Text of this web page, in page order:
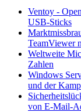
Ventoy -
USB-Sticks
TeamViewer
Weltweite
Zahlen
Windows
und der
von E-Mail-